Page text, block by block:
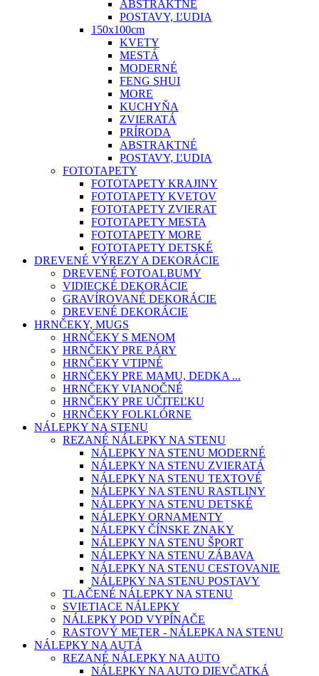
ABSTRAKTNÉ
POSTAVY, ĽUDIA
150x100cm
KVETY
MESTÁ
MODERNÉ
FENG SHUI
MORE
KUCHYŇA
ZVIERATÁ
PRÍRODA
ABSTRAKTNÉ
POSTAVY, ĽUDIA
FOTOTAPETY
FOTOTAPETY KRAJINY
FOTOTAPETY KVETOV
FOTOTAPETY ZVIERAT
FOTOTAPETY MESTA
FOTOTAPETY MORE
FOTOTAPETY DETSKÉ
DREVENÉ VÝREZY A DEKORÁCIE
DREVENÉ FOTOALBUMY
VIDIECKÉ DEKORÁCIE
GRAVÍROVANÉ DEKORÁCIE
DREVENÉ DEKORÁCIE
HRNČEKY, MUGS
HRNČEKY S MENOM
HRNČEKY PRE PÁRY
HRNČEKY VTIPNÉ
HRNČEKY PRE MAMU, DEDKA ...
HRNČEKY VIANOČNÉ
HRNČEKY PRE UČITEĽKU
HRNČEKY FOLKLÓRNE
NÁLEPKY NA STENU
REZANÉ NÁLEPKY NA STENU
NÁLEPKY NA STENU MODERNÉ
NÁLEPKY NA STENU ZVIERATÁ
NÁLEPKY NA STENU TEXTOVÉ
NÁLEPKY NA STENU RASTLINY
NÁLEPKY NA STENU DETSKÉ
NÁLEPKY ORNAMENTY
NÁLEPKY ČÍNSKE ZNAKY
NÁLEPKY NA STENU ŠPORT
NÁLEPKY NA STENU ZÁBAVA
NÁLEPKY NA STENU CESTOVANIE
NÁLEPKY NA STENU POSTAVY
TLAČENÉ NÁLEPKY NA STENU
SVIETIACE NÁLEPKY
NÁLEPKY POD VYPÍNAČE
RASTOVÝ METER - NÁLEPKA NA STENU
NÁLEPKY NA AUTÁ
REZANÉ NÁLEPKY NA AUTO
NÁLEPKY NA AUTO DIEVČATKÁ